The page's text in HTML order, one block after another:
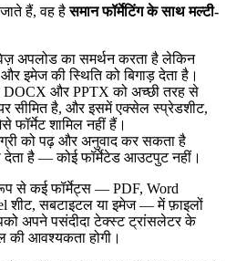
जाते हैं, वह हैसमान फॉर्मेटिंग के साथ मल्टी-
अपलोड का समर्थन करता है लेकिन
की स्थिति को बिगाड़ देता है।
DOCX और PPTX को अच्छी तरह से
सीमित है, और इसमें एक्सेल स्प्रेडशीट,
फॉर्मेट शामिल नहीं हैं।
को पढ़ और अनुवाद कर सकता है
है — कोई फॉर्मेटेड आउटपुट नहीं।
से कई फॉर्मेट्स — PDF, Word
शीट, सबटाइटल या इमेज — में फ़ाइलों
अपने पसंदीदा टेक्स्ट ट्रांसलेटर के
की आवश्यकता होगी।